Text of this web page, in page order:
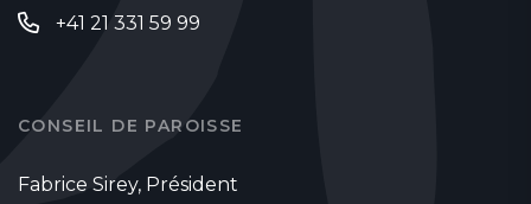
+41 21 331 59 99
CONSEIL DE PAROISSE
Fabrice Sirey, Président